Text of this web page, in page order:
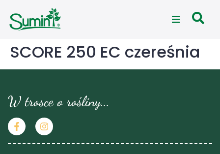
SCORE 250 EC czereśnia
W trosce o rośliny...